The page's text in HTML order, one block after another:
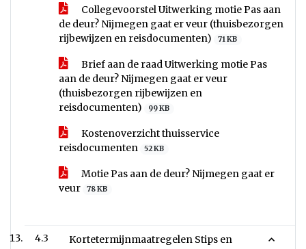
Collegevoorstel Uitwerking motie Pas aan
de deur? Nijmegen gaat er veur (thuisbezorgen
rijbewijzen en reisdocumenten)
71 KB
Brief aan de raad Uitwerking motie Pas
aan de deur? Nijmegen gaat er veur
(thuisbezorgen rijbewijzen en
reisdocumenten)
99 KB
Kostenoverzicht thuisservice
reisdocumenten
52 KB
Motie Pas aan de deur? Nijmegen gaat er
veur
78 KB
4.3
Kortetermijnmaatregelen Stips en